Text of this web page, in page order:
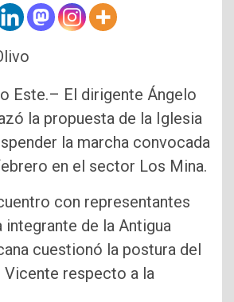
Este.– El dirigente Ángelo
la propuesta de la Iglesia
la marcha convocada
en el sector Los Mina.
con representantes
integrante de la Antigua
cuestionó la postura del
Vicente respecto a la